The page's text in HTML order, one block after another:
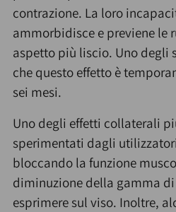
contrazione. La loro
ammorbidisce e previene le
aspetto più liscio. Uno degli
che questo effetto è
sei mesi.
Uno degli effetti collaterali
sperimentati dagli
bloccando la funzione
diminuzione della gamma
esprimere sul viso. Inoltre,